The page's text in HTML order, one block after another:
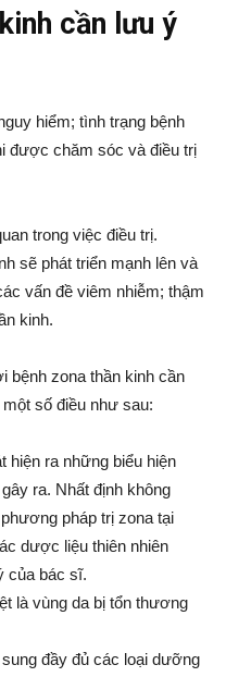
cần lưu ý
hiểm; tình trạng bệnh
được chăm sóc và điều trị
trong việc điều trị.
sẽ phát triển mạnh lên và
vấn đề viêm nhiễm; thậm
kinh.
bệnh zona thần kinh cần
số điều như sau:
hiện ra những biểu hiện
ra. Nhất định không
pháp trị zona tại
dược liệu thiên nhiên
của bác sĩ.
là vùng da bị tổn thương
đầy đủ các loại dưỡng